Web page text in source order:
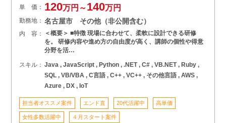
単 価： 120万円～140万円
勤務地： 名古屋市 その他（非公開含む）
内 容：
＜概要＞ ■特徴 現場に合わせて、柔軟に設計できる研修
を。 研修内容や進め方の自由度が高く、講師の個性や得意
分野を活…
スキル： Java , JavaScript , Python , .NET , C# , VB.NET , Ruby ,
SQL , VB/VBA , C言語 , C++ , VC++ , その他言語 , AWS ,
Azure , DX , IoT
担当者オススメ案件 エンド直 20代活躍中 高単価
女性多数活躍中 ４月スタート案件